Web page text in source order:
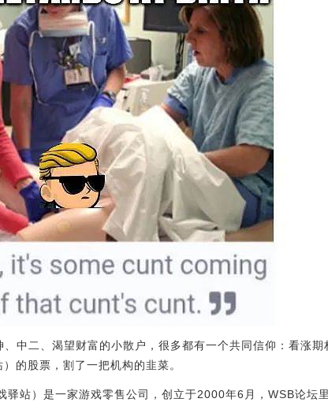
、中二、渴望财富的小散户，很多都有一个共同信仰：看涨
的股票，割了一把机构的韭菜。
站）是一家游戏零售公司，创立于2000年6月，WSB论坛